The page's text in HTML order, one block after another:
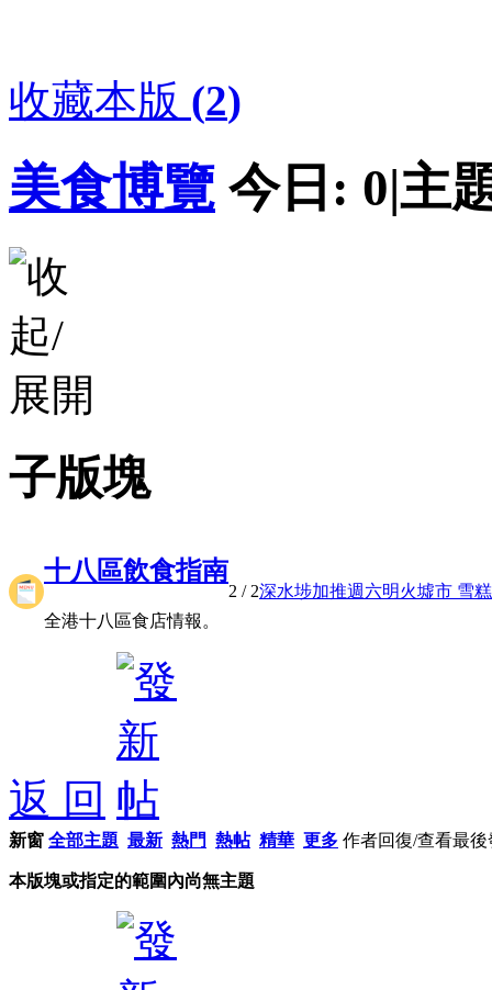
收藏本版 (2)
美食博覽 今日: 0|主
子版塊
十八區飲食指南
全港十八區食店情報。
2 / 2深水埗加推週六明火墟市 雪
返 回
新窗 全部主題 最新 熱門 熱帖 精華 更多 作者回復/查看最後
本版塊或指定的範圍內尚無主題